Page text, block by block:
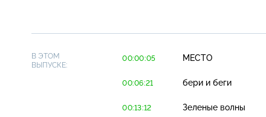
В ЭТОМ
ВЫПУСКЕ:
00:00:05 МЕСТО
00:06:21 бери и беги
00:13:12 Зеленые волны